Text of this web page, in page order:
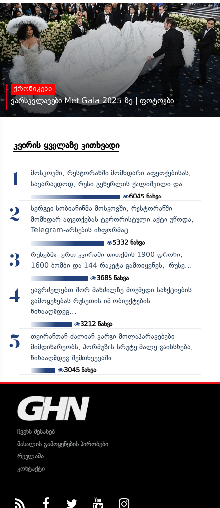
ქრონიკები
ვარსკვლავები Met Gala 2025-ზე | ფოტოები
კვირის ყველაზე კითხვადი
1
მოსკოვში, რესტორანში მომხდარი აფეთქებისას,
სავარაუდოდ, რუსი გენერლის ქალიშვილი და...
6045 ნახვა
2
სერგეი სობიანინმა მოსკოვში, რესტორანში
მომხდარ აფეთქებას ტერორისტული აქტი უწოდა,
Telegram-არხების ინფორმაც...
5332ნახვა
3
რუსებმა ერთ კვირაში თითქმის 1900 დრონი,
1600 ბომბი და 144 რაკეტა გამოიყენეს, რუსე...
3685ნახვა
4
ვაგრძელებთ შორ მანძილზე მოქმედი სანქციების
გამოყენებას რუსეთის იმ ობიექტების
წინააღმდეგ...
3212ნახვა
5
თეირანთან ძალიან კარგი მოლაპარაკებები
მიმდინარეობს, ჰორმუზის სრუტე მალე გაიხსნება,
წინააღმდეგ შემთხვევაში...
3045ნახვა
ჩვენს შესახებ
მასალის გამოყენების პირობები
რეკლამა
კონტაქტი